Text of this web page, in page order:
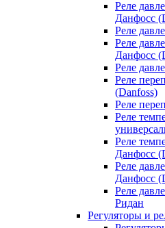
Реле
Данфосс
Реле
Реле
Данфосс
Реле
Реле
(Danfoss)
Реле
Реле
Реле
Данфосс
Реле
Данфосс
Реле
Ридан
Регуляторы и